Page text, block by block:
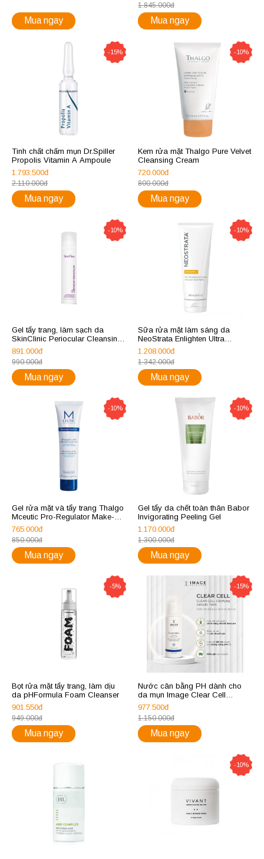
Mua ngay
1.845.000đ
Mua ngay
-15%
Tinh chất chấm mụn Dr.Spiller
Propolis Vitamin A Ampoule
1.793.500đ
2.110.000đ
Mua ngay
-10%
Kem rửa mặt Thalgo Pure Velvet
Cleansing Cream
720.000đ
800.000đ
Mua ngay
-10%
Gel tẩy trang, làm sạch da
SkinClinic Periocular Cleansing
Gel
891.000đ
990.000đ
Mua ngay
-10%
Sữa rửa mặt làm sáng da
NeoStrata Enlighten Ultra
Brightening Cleanser
1.208.000đ
1.342.000đ
Mua ngay
-10%
Gel rửa mặt và tẩy trang Thalgo
Mceutic Pro-Regulator Make-Up
Remover
765.000đ
850.000đ
Mua ngay
-10%
Gel tẩy da chết toàn thân Babor
Invigorating Peeling Gel
1.170.000đ
1.300.000đ
Mua ngay
-5%
Bọt rửa mặt tẩy trang, làm dịu
da pHFormula Foam Cleanser
901.550đ
949.000đ
Mua ngay
-15%
N­ước cân bằng PH dành cho
da mụn Image Clear Cell
Clarifying Salicylic Tonic 118ml
977.500đ
1.150.000đ
Mua ngay
-10%